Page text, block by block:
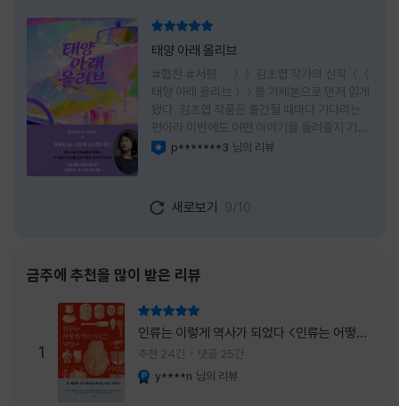
태양 아래 올리브
#협찬 #서평 ＞＞ 김초엽 작가의 신작 ＜＜
태양 아래 올리브＞＞를 가제본으로 먼저 읽게
됐다. 김초엽 작품은 출간될 때마다 기다리는
편이라 이번에도 어떤 이야기를 들려줄지 기대
가 컸다. 스포일러 없이 읽는 것이 가장 재미있
그 선택이 정말 잘한 일이었다. 첫 장부터 평범
하지 않았다. 사라진 누군가에게 보내는 메일로
흔적을 따라 낯선 나라를 여행하게 된다는 설정
이 무더운 여름을 벗어나는 피서처럼 흥미롭기
만 하다. 처음에는 단순한 추적 이야기인 줄 알
았는데, 읽을수록 전혀 다른 방향으로 흘러간
다. '왜 이런 일이 벌어졌을까?', '이 사람이 정
말 믿어도
p*******3 님의 리뷰
새로보기 9/10
금주에 추천을 많이 받은 리뷰
1
인류는 이렇게 역사가 되었다 <인류는 어떻게
역사가 되었나>
추천 24건 댓글 25건
y****n 님의 리뷰